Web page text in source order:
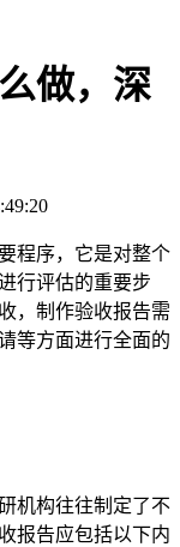
做，深
程序，它是对整个
行评估的重要步
，制作验收报告需
等方面进行全面的
机构往往制定了不
报告应包括以下内